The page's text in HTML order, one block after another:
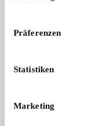
Präferenzen
Statistiken
Marketing